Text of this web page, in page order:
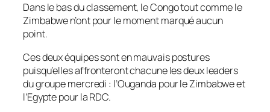
Dans le bas du classement, le Congo tout comme le
Zimbabwe n’ont pour le moment marqué aucun
point.
Ces deux équipes sont en mauvais postures
puisqu’elles affronteront chacune les deux leaders
du groupe mercredi : l’Ouganda pour le Zimbabwe et
l’Egypte pour la RDC.